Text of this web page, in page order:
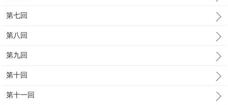
第七回
第八回
第九回
第十回
第十一回